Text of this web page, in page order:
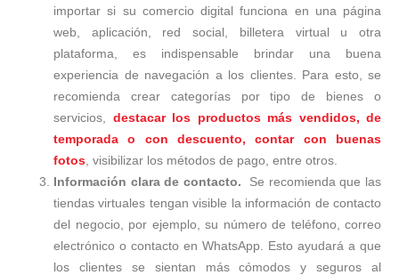
importar si su comercio digital funciona en una página
web, aplicación, red social, billetera virtual u otra
plataforma, es indispensable brindar una buena
experiencia de navegación a los clientes. Para esto, se
recomienda crear categorías por tipo de bienes o
servicios, destacar los productos más vendidos, de
temporada o con descuento, contar con buenas
fotos , visibilizar los métodos de pago, entre otros.
Información clara de contacto. Se recomienda que las
tiendas virtuales tengan visible la información de contacto
del negocio, por ejemplo, su número de teléfono, correo
electrónico o contacto en WhatsApp. Esto ayudará a que
los clientes se sientan más cómodos y seguros al